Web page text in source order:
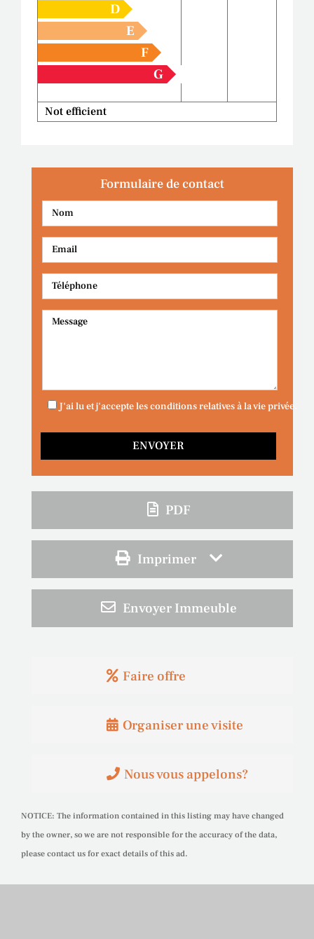
D
E
F
G
Not efficient
Formulaire de contact
J'ai lu et j'accepte les conditions relatives à la vie privée.
PDF
Imprimer
Envoyer Immeuble
Faire offre
Organiser une visite
Nous vous appelons?
NOTICE: The information contained in this listing may have changed
by the owner, so we are not responsible for the accuracy of the data,
please contact us for exact details of this ad.